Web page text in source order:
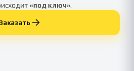
«под ключ».
Заказать